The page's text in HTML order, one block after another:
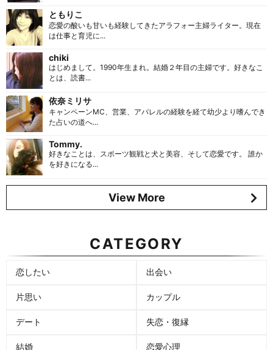
ともりこ
恋愛の酸いも甘いも経験してきたアラフォー主婦ライター。現在
は仕事と育児に...
chiki
はじめまして。1990年生まれ。結婚２年目の主婦です。好きなこ
とは、読書...
依奈ミリサ
キャンペーンMC、営業、アパレルの経験を経て幼少より嗜んでき
た占いの道へ...
Tommy.
好きなことは、スポーツ観戦と犬と美容、そして恋愛です。 誰か
を好きになる...
View More
CATEGORY
恋したい 出会い
片思い カップル
デート 失恋・復縁
結婚 恋愛心理